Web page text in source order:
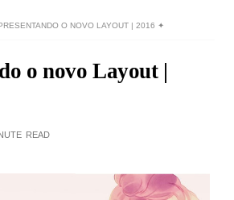
O NOVO LAYOUT | 2016 ✦
o novo Layout |
READ